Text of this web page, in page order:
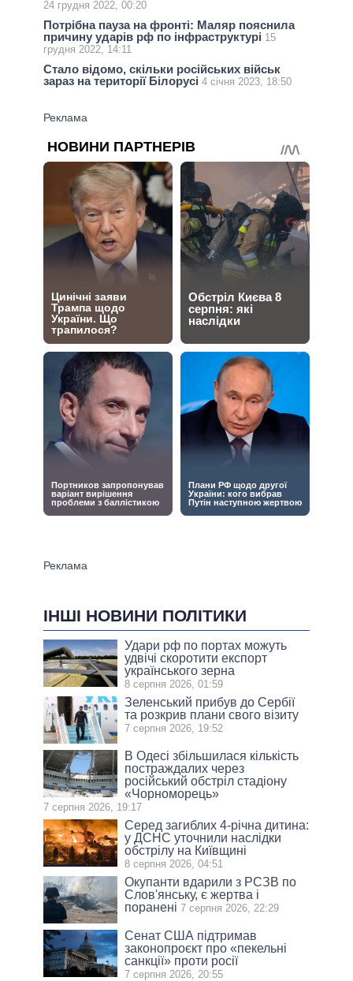
24 грудня 2022, 00:20
Потрібна пауза на фронті: Маляр пояснила
причину ударів рф по інфраструктурі 15
грудня 2022, 14:11
Стало відомо, скільки російських військ
зараз на території Білорусі 4 січня 2023, 18:50
ІНШІ НОВИНИ ПОЛІТИКИ
Удари рф по портах можуть
удвічі скоротити експорт
українського зерна
8 серпня 2026, 01:59
Зеленський прибув до Сербії
та розкрив плани свого візиту
7 серпня 2026, 19:52
В Одесі збільшилася кількість
постраждалих через
російський обстріл стадіону
«Чорноморець»
7 серпня 2026, 19:17
Серед загиблих 4-річна дитина:
у ДСНС уточнили наслідки
обстрілу на Київщині
8 серпня 2026, 04:51
Окупанти вдарили з РСЗВ по
Слов'янську, є жертва і
поранені 7 серпня 2026, 22:29
Сенат США підтримав
законопроєкт про «пекельні
санкції» проти росії
7 серпня 2026, 20:55